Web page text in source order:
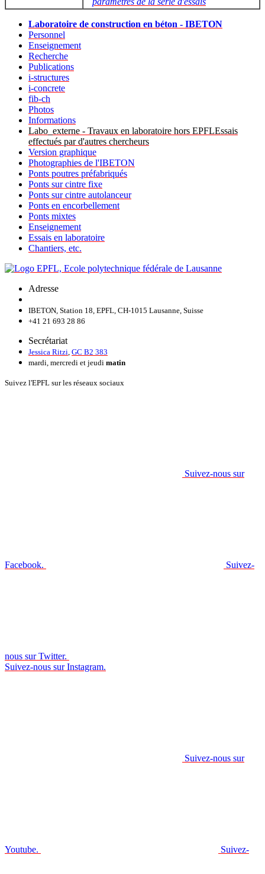
Laboratoire de construction en béton - IBETON
Personnel
Enseignement
Recherche
Publications
i-structures
i-concrete
fib-ch
Photos
Informations
Labo_externe - Travaux en laboratoire hors EPFLEssais
effectués par d'autres chercheurs
Version graphique
Photographies de l'IBETON
Ponts poutres préfabriqués
Ponts sur cintre fixe
Ponts sur cintre autolanceur
Ponts en encorbellement
Ponts mixtes
Enseignement
Essais en laboratoire
Chantiers, etc.
Adresse
IBETON, Station 18, EPFL, CH-1015 Lausanne, Suisse
+41 21 693 28 86
Secrétariat
Jessica Ritzi GC B2 383
mardi, mercredi et jeudi matin
Suivez l'EPFL sur les réseaux sociaux
Suivez-nous sur
Facebook. Suivez-
nous sur Twitter.
Suivez-nous sur Instagram.
Suivez-nous sur
Youtube. Suivez-